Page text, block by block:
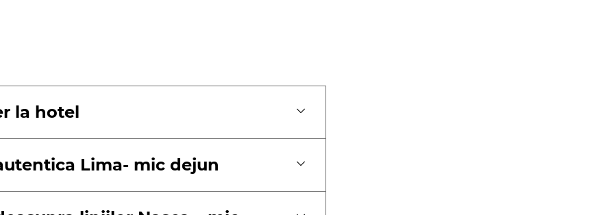
precum textile, picturi si obiecte de
porumb considerata sacra de poporul incas, o
la hotel
Lima- mic dejun